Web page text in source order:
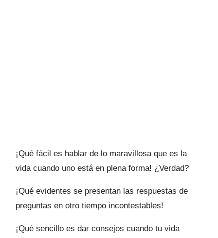
¡Qué fácil es hablar de lo maravillosa que es la
vida cuando uno está en plena forma! ¿Verdad?
¡Qué evidentes se presentan las respuestas de
preguntas en otro tiempo incontestables!
¡Qué sencillo es dar consejos cuando tu vida